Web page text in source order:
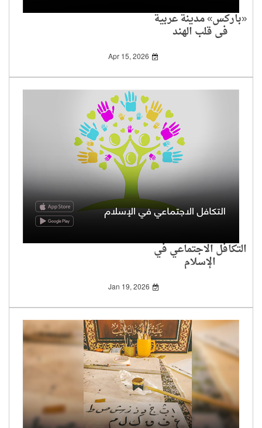
«باركس» مدينة عربية
في قلب الهند
Apr 15, 2026
التكافل الاجتماعي في
الإسلام
Jan 19, 2026